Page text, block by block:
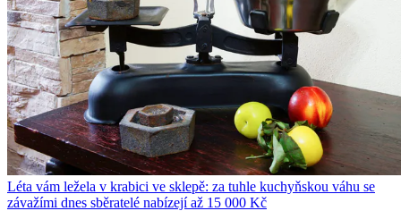
Léta vám ležela v krabici ve sklepě: za tuhle kuchyňskou váhu se
závažími dnes sběratelé nabízejí až 15 000 Kč